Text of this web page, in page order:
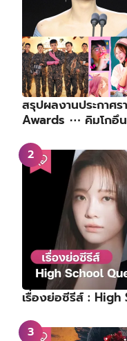
สรุปผลงานประกาศ
Awards ⋯ คิมโกอึ
เรื่องย่อซีรีส์ :